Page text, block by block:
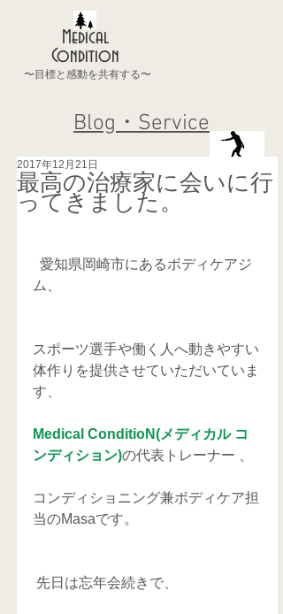
Medical
Condition
〜目標と感動を共有する〜
Blog・Service
最高の治療家に会いに行
ってきました。
2017年12月21日
ム、
スポーツ選手や働く人へ動きやすい
体作りを提供させていただいていま
す、
Medical ConditioN(メディカル コ
ンディション)の代表トレーナー 、
コンディショニング兼ボディケア担
当のMasaです。
先日は忘年会続きで、